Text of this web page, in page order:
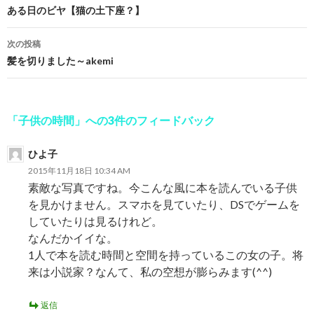
投
稿
ナ
ゲ
シ
ある日のビヤ【猫の土下座？】
次の投稿
髪を切りました～akemi
「子供の時間」への3件のフィードバック
ひよ子
2015年11月18日 10:34 AM
素敵な写真ですね。今こんな風に本を読んでいる子供
を見かけません。スマホを見ていたり、DSでゲームを
していたりは見るけれど。
なんだかイイな。
1人で本を読む時間と空間を持っているこの女の子。将
来は小説家？なんて、私の空想が膨らみます(^^)
返信